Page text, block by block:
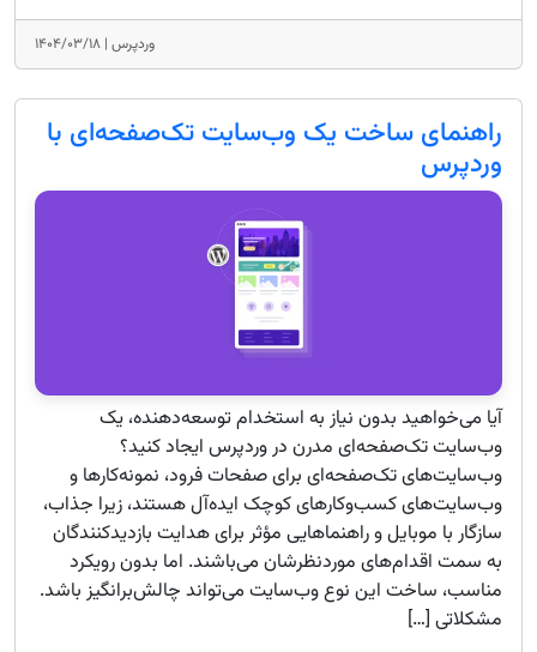
وردپرس | ۱۴۰۴/۰۳/۱۸
راهنمای ساخت یک وب‌سایت تک‌صفحه‌ای با
وردپرس
آیا می‌خواهید بدون نیاز به استخدام توسعه‌دهنده، یک
وب‌سایت تک‌صفحه‌ای مدرن در وردپرس ایجاد کنید؟
وب‌سایت‌های تک‌صفحه‌ای برای صفحات فرود، نمونه‌کارها و
وب‌سایت‌های کسب‌وکارهای کوچک ایده‌آل هستند، زیرا جذاب،
سازگار با موبایل و راهنماهایی مؤثر برای هدایت بازدیدکنندگان
به سمت اقدام‌های موردنظرشان می‌باشند. اما بدون رویکرد
مناسب، ساخت این نوع وب‌سایت می‌تواند چالش‌برانگیز باشد.
مشکلاتی […]